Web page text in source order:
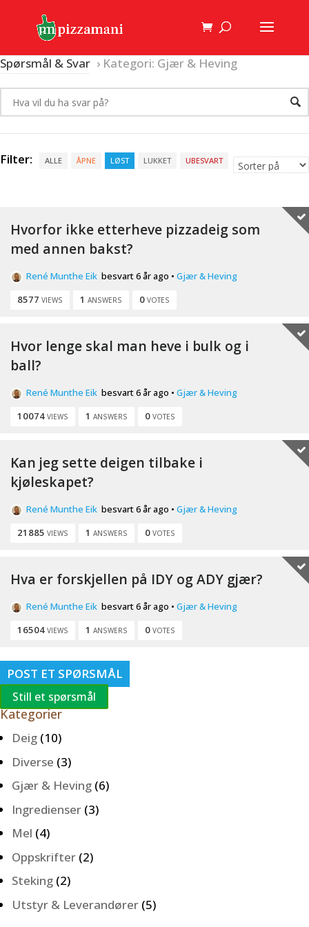
Spørsmål & Svar › Kategori: Gjær & Heving
Filter: ALLE ÅPNE LØST LUKKET UBESVART
Hvorfor ikke etterheve pizzadeig som
med annen bakst?
René Munthe Eik besvart 6 år ago • Gjær & Heving
8577 VIEWS 1 ANSWERS 0 VOTES
Hvor lenge skal man heve i bulk og i
ball?
René Munthe Eik besvart 6 år ago • Gjær & Heving
10074 VIEWS 1 ANSWERS 0 VOTES
Kan jeg sette deigen tilbake i
kjøleskapet?
René Munthe Eik besvart 6 år ago • Gjær & Heving
21885 VIEWS 1 ANSWERS 0 VOTES
Hva er forskjellen på IDY og ADY gjær?
René Munthe Eik besvart 6 år ago • Gjær & Heving
16504 VIEWS 1 ANSWERS 0 VOTES
POST ET SPØRSMÅL
Still et spørsmål
Kategorier
Deig (10)
Diverse (3)
Gjær & Heving (6)
Ingredienser (3)
Mel (4)
Oppskrifter (2)
Steking (2)
Utstyr & Leverandører (5)